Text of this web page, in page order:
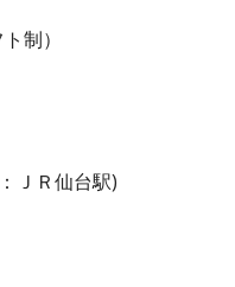
制）
ＪＲ仙台駅)